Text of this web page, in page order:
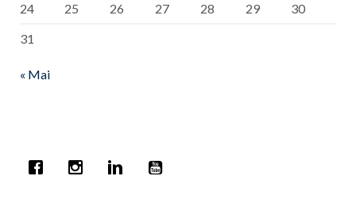
24
25 26 27 28 29
30
31
« Mai